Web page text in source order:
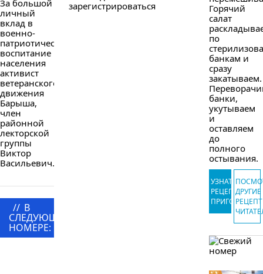
За большой
личный
вклад в
военно-
патриотическое
воспитание
населения
активист
ветеранского
движения
Барыша,
член
районной
лекторской
группы
Виктор
Васильевич...
// В
СЛЕДУЮЩЕМ
НОМЕРЕ:
зарегистрироваться
Горячий
салат
по
банкам и
сразу
закатываем.
банки,
укутываем
и
оставляем
до
полного
остывания.
УЗНАТЬ
РЕЦЕПТДРУГИЕ